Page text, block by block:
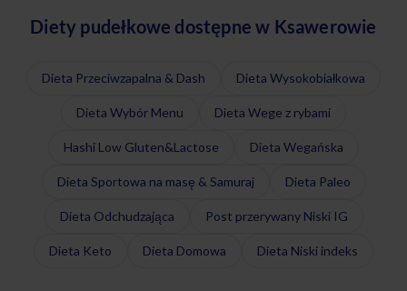
Diety pudełkowe dostępne w Ksawerowie
Dieta Przeciwzapalna & Dash Dieta Wysokobiałkowa
Dieta Wybór Menu Dieta Wege z rybami
Hashi Low Gluten&Lactose Dieta Wegańska
Dieta Sportowa na masę & Samuraj Dieta Paleo
Dieta Odchudzająca Post przerywany Niski IG
Dieta Keto Dieta Domowa Dieta Niski indeks